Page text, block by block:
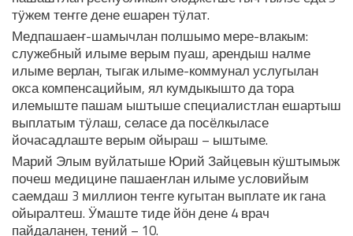
тӱжем теҥге дене ешарен тӱлат.
Медпашаеҥ-шамычлан полшымо мере-влакым:
служебный илыме верым пуаш, арендыш налме
илыме верлан, тыгак илыме-коммунал услугылан
окса компенсацийым, ял кумдыкышто да тора
илемыште пашам ыштыше специалистлан ешартыш
выплатым тӱлаш, селасе да посёлкыласе
йочасадлаште верым ойыраш – ыштыме.
Марий Элым вуйлатыше Юрий Зайцевын кӱштымыж
почеш медицине пашаеҥлан илыме условийым
саемдаш 3 миллион теҥге кугытан выплате ик гана
ойыралтеш. Ӱмаште тиде йӧн дене 4 врач
пайдаланен, тений – 10.